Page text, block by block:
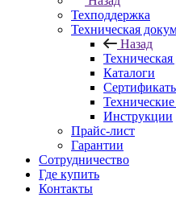
Техподдержка
Техническая
Назад
Каталоги
Инструкции
Прайс-лист
Гарантии
Сотрудничество
Где купить
Контакты